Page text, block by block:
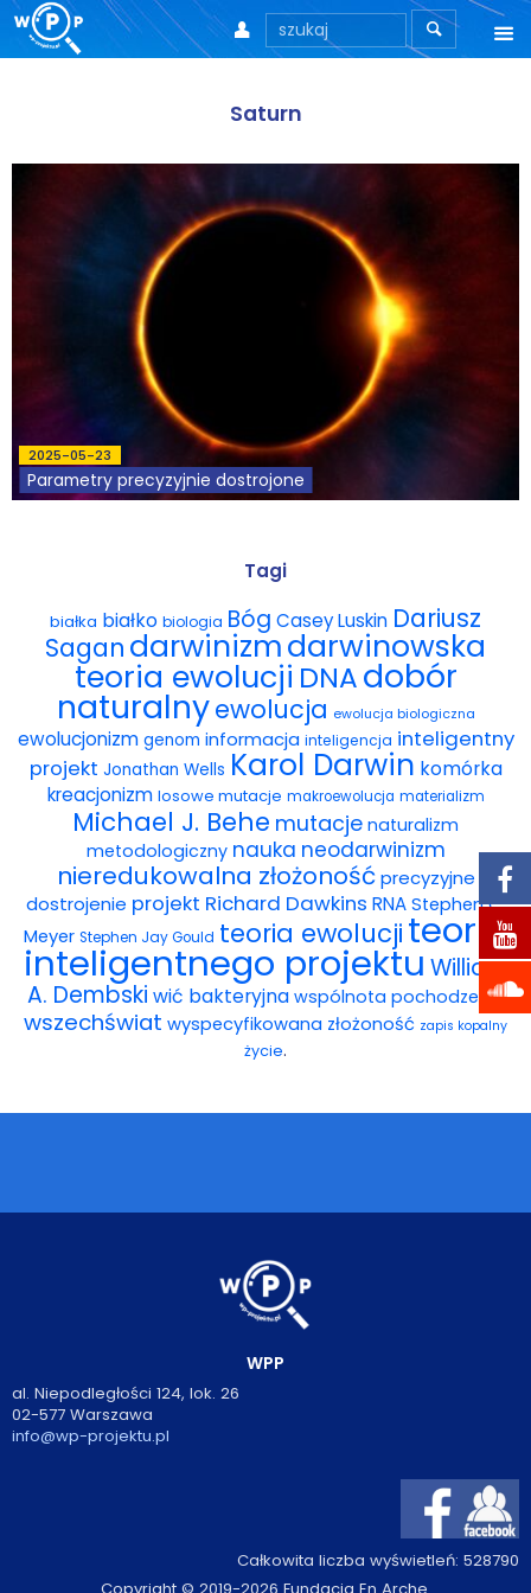

Krytyka teorii ID
Wybór tekstów
Dla autorów
Darmowy ebook
Księgarnia
FAQ
Spis tekstów
Filmy
Konferencje, webinaria i debaty
Wywiady i wykłady
Podcasty
O książkach
FAQ
Kontakt
 
Saturn
2025-05-23
Parametry precyzyjnie dostrojone
Tagi
białka białko biologia Bóg Casey Luskin Dariusz
Sagan darwinizmdarwinowska
teoria ewolucji DNAdobór
naturalnyewolucja ewolucja biologiczna
ewolucjonizm genom informacja inteligencja inteligentny
projekt Jonathan Wells Karol Darwin komórka
kreacjonizm losowe mutacje makroewolucja materializm
Michael J. Behe mutacje naturalizm
metodologiczny nauka neodarwinizm
nieredukowalna złożoność precyzyjne
dostrojenie projekt Richard Dawkins RNA Stephen C.
Meyer Stephen Jay Gould teoria ewolucji teoria
inteligentnego projektu William
A. Dembski wić bakteryjna wspólnota pochodzenia
wszechświat wyspecyfikowana złożoność zapis kopalny
życie.
WPP
al. Niepodległości 124, lok. 26
02-577 Warszawa
info@wp-projektu.pl
Całkowita liczba wyświetleń: 528790